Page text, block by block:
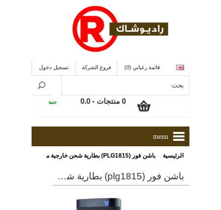
قائمة رغباتي (0) فروع الشركة تسجيل دخول
0 منتجات - 0.0 جنية
menu
الرئيسية باشن فور (PLG1815) بطارية شحن خارجية محمولة ذات سعة 15000 ملى أمبير و ذو لون أسود
باشن فور (plg1815) بطارية شحن خارجية محمولة ذات سعة 15000 ملى أمبير و ذو لون أسود